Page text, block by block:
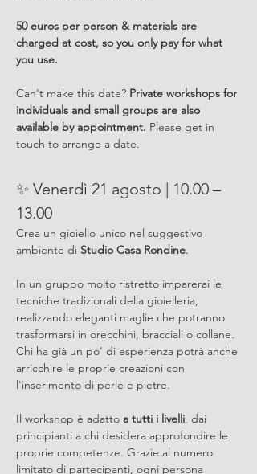
50 euros per person & materials are
charged at cost, so you only pay for what
you use.
Can't make this date? Private workshops for
individuals and small groups are also
available by appointment. Please get in
touch to arrange a date.
✨ Venerdì 21 agosto | 10.00 –
13.00
Crea un gioiello unico nel suggestivo
ambiente di Studio Casa Rondine.
In un gruppo molto ristretto imparerai le
tecniche tradizionali della gioielleria,
realizzando eleganti maglie che potranno
trasformarsi in orecchini, bracciali o collane.
Chi ha già un po' di esperienza potrà anche
arricchire le proprie creazioni con
l'inserimento di perle e pietre.
Il workshop è adatto a tutti i livelli, dai
principianti a chi desidera approfondire le
proprie competenze. Grazie al numero
limitato di partecipanti, ogni persona